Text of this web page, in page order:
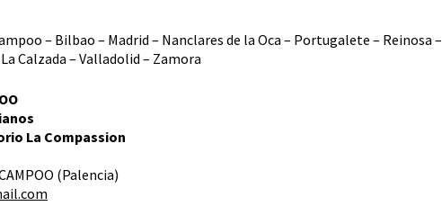
– Bilbao – Madrid – Nanclares de la Oca – Portugalete – Reinosa –
Calzada – Valladolid – Zamora
La Compassion
(Palencia)